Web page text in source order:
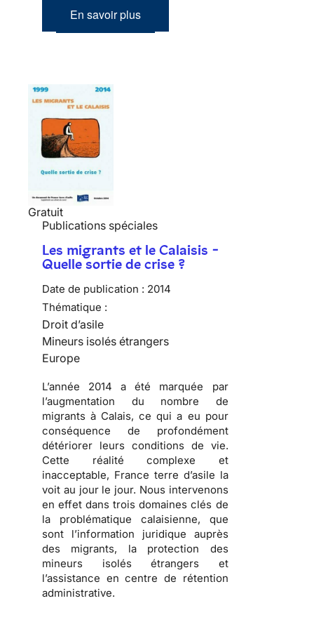
En savoir plus
Gratuit
Publications spéciales
Les migrants et le Calaisis -
Quelle sortie de crise ?
Date de publication : 2014
Thématique :
Droit d’asile
Mineurs isolés étrangers
Europe
L’année 2014 a été marquée par
l’augmentation du nombre de
migrants à Calais, ce qui a eu pour
conséquence de profondément
détériorer leurs conditions de vie.
Cette réalité complexe et
inacceptable, France terre d’asile la
voit au jour le jour. Nous intervenons
en effet dans trois domaines clés de
la problématique calaisienne, que
sont l’information juridique auprès
des migrants, la protection des
mineurs isolés étrangers et
l’assistance en centre de rétention
administrative.